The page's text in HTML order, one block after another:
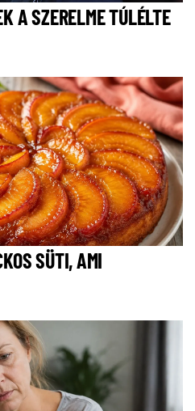
A SZERELME TÚLÉLTE
SÜTI, AMI